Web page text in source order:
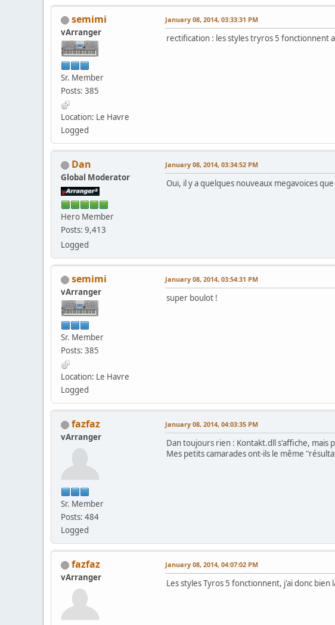
semimi
vArranger
Sr. Member
Posts: 385
Location: Le Havre
Logged
January 08, 2014, 03:33:31 PM
rectification : les styles tryros 5 fonctionnent
Dan
Global Moderator
Hero Member
Posts: 9,413
Logged
January 08, 2014, 03:34:52 PM
Oui, il y a quelques nouveaux megavoices
semimi
vArranger
Sr. Member
Posts: 385
Location: Le Havre
Logged
January 08, 2014, 03:54:31 PM
super boulot !
fazfaz
vArranger
Sr. Member
Posts: 484
Logged
January 08, 2014, 04:03:35 PM
Dan toujours rien : Kontakt.dll s'affiche, mais
Mes petits camarades ont-ils le même
fazfaz
vArranger
January 08, 2014, 04:07:02 PM
Les styles Tyros 5 fonctionnent, j'ai donc